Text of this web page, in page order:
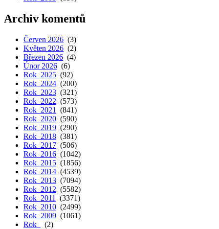
Archiv komentů
Červen 2026 (3)
Květen 2026 (2)
Březen 2026 (4)
Únor 2026 (6)
Rok 2025 (92)
Rok 2024 (200)
Rok 2023 (321)
Rok 2022 (573)
Rok 2021
(841)
Rok 2020 (590)
Rok 2019 (290)
Rok 2018 (381)
Rok 2017 (506)
Rok 2016 (1042)
Rok 2015 (1856)
Rok 2014 (4539)
Rok 2013 (7094)
Rok 2012 (5582)
Rok 2011
(3371)
Rok 2010 (2499)
Rok 2009 (1061)
Rok
(2)